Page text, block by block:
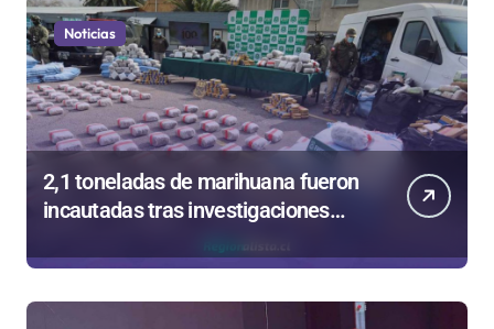
Noticias
2,1 toneladas de marihuana fueron
incautadas tras investigaciones